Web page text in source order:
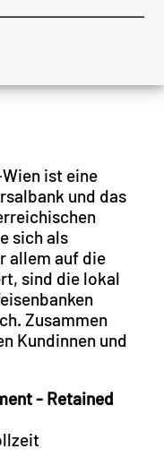
ist eine
und das
sich als
allem auf die
sind die lokal
Zusammen
Kundinnen und
- Retained